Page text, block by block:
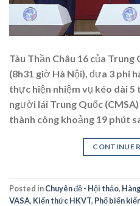
Tàu Thần Châu 16 của
(8h31 giờ Hà Nội), đưa 3 phi
thực hiện nhiệm vụ kéo dài 5
người lái Trung Quốc
thành công khoảng 19 phút
CONTINUE
Posted inChuyên đề - Hội thảo,
VASA, Kiến thức HKVT, Phổ biến